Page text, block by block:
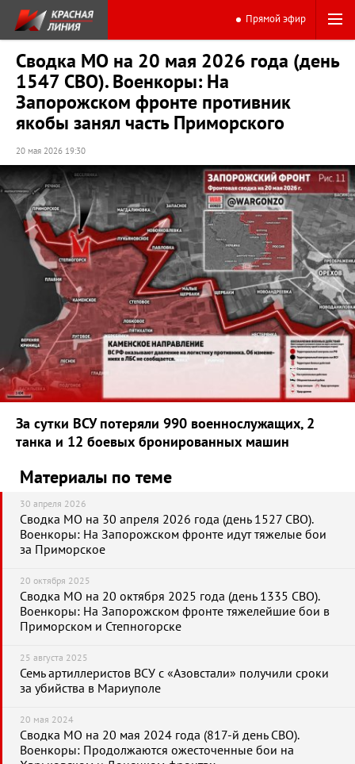
Прямой эфир
Сводка МО на 20 мая 2026 года (день
1547 СВО). Военкоры: На
Запорожском фронте противник
якобы занял часть Приморского
20 мая 2026 19:30
За сутки ВСУ потеряли 990 военнослужащих, 2
танка и 12 боевых бронированных машин
Материалы по теме
30 апреля 2026
Сводка МО на 30 апреля 2026 года (день 1527 СВО).
Военкоры: На Запорожском фронте идут тяжелые бои
за Приморское
20 октября 2025
Сводка МО на 20 октября 2025 года (день 1335 СВО).
Военкоры: На Запорожском фронте тяжелейшие бои в
Приморском и Степногорске
25 августа 2025
Семь артиллеристов ВСУ с «Азовстали» получили сроки
за убийства в Мариуполе
20 мая 2024
Сводка МО на 20 мая 2024 года (817-й день СВО).
Военкоры: Продолжаются ожесточенные бои на